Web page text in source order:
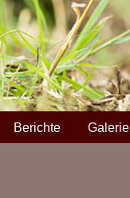
Berichte Galerie